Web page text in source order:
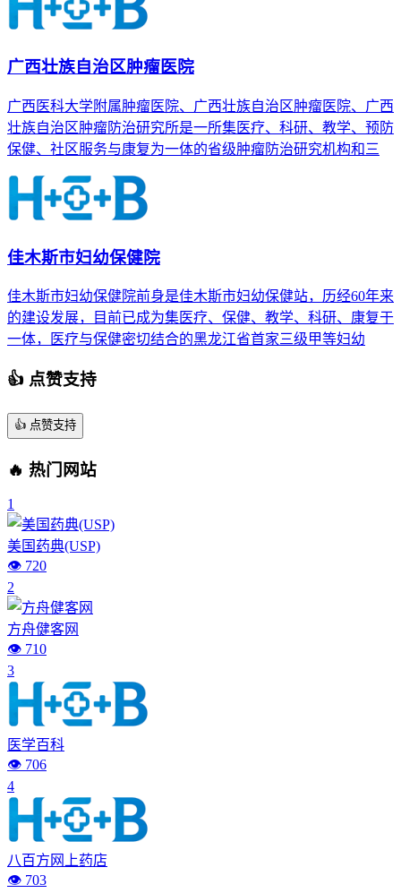
广西壮族自治区肿瘤医院
广西医科大学附属肿瘤医院、广西壮族自治区肿瘤医院、广西
壮族自治区肿瘤防治研究所是一所集医疗、科研、教学、预防
保健、社区服务与康复为一体的省级肿瘤防治研究机构和三
佳木斯市妇幼保健院
佳木斯市妇幼保健院前身是佳木斯市妇幼保健站，历经60年来
的建设发展，目前已成为集医疗、保健、教学、科研、康复于
一体，医疗与保健密切结合的黑龙江省首家三级甲等妇幼
👍 点赞支持
👍 点赞支持
🔥 热门网站
1
美国药典(USP)
👁️ 720
2
方舟健客网
👁️ 710
3
医学百科
👁️ 706
4
八百方网上药店
👁️ 703